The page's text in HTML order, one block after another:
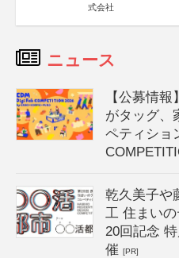
式会社
ニュース
【公募情
がタッグ、
ペティショ
乾久美子や
工 住まい
20回記念
催[PR]